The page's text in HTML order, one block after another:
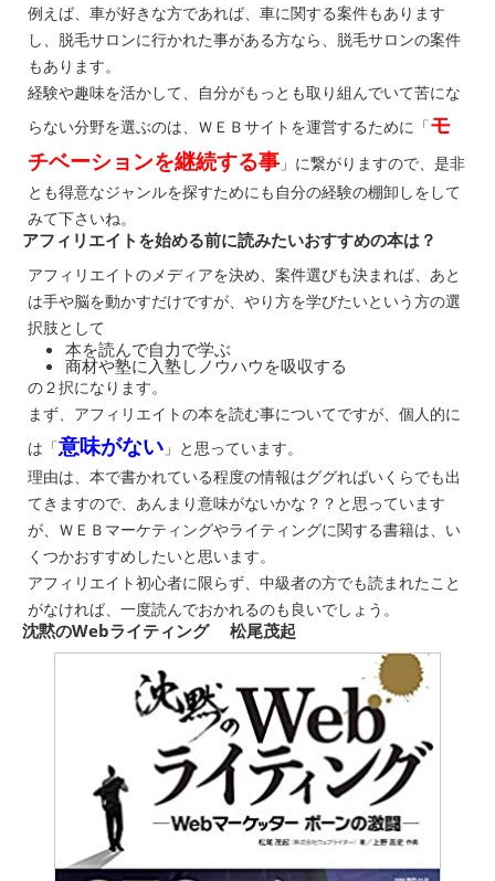
例えば、車が好きな方であれば、車に関する案件もあります
し、脱毛サロンに行かれた事がある方なら、脱毛サロンの案件
もあります。
経験や趣味を活かして、自分がもっとも取り組んでいて苦にな
らない分野を選ぶのは、ＷＥＢサイトを運営するために「モ
チベーションを継続する事 」に繋がりますので、是非
とも得意なジャンルを探すためにも自分の経験の棚卸しをして
みて下さいね。
アフィリエイトを始める前に読みたいおすすめの本は？
アフィリエイトのメディアを決め、案件選びも決まれば、あと
は手や脳を動かすだけですが、やり方を学びたいという方の選
択肢として
本を読んで自力で学ぶ
商材や塾に入塾しノウハウを吸収する
の２択になります。
まず、アフィリエイトの本を読む事についてですが、個人的に
は「意味がない 」と思っています。
理由は、本で書かれている程度の情報はググればいくらでも出
てきますので、あんまり意味がないかな？？と思っています
が、ＷＥＢマーケティングやライティングに関する書籍は、い
くつかおすすめしたいと思います。
アフィリエイト初心者に限らず、中級者の方でも読まれたこと
がなければ、一度読んでおかれるのも良いでしょう。
沈黙のWebライティング 松尾茂起